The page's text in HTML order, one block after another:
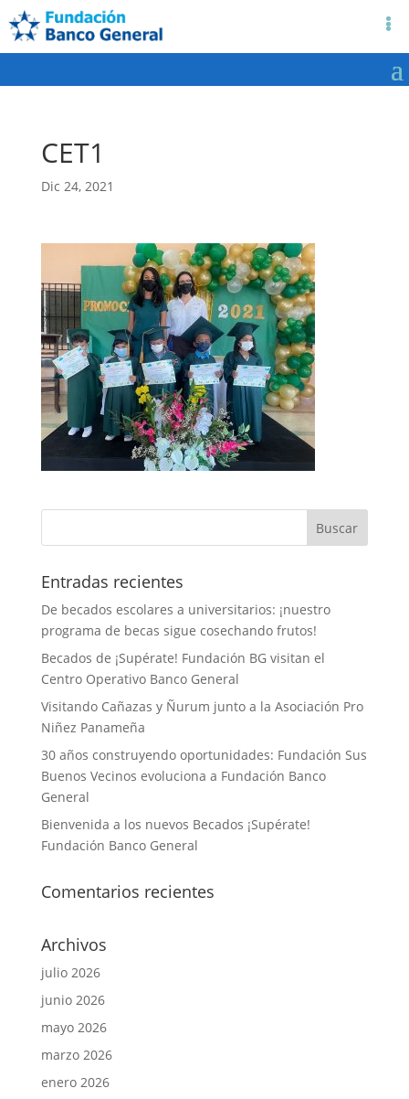
CET1
Dic 24, 2021
Entradas recientes
De becados escolares a universitarios: ¡nuestro
programa de becas sigue cosechando frutos!
Becados de ¡Supérate! Fundación BG visitan el
Centro Operativo Banco General
Visitando Cañazas y Ñurum junto a la Asociación Pro
Niñez Panameña
30 años construyendo oportunidades: Fundación Sus
Buenos Vecinos evoluciona a Fundación Banco
General
Bienvenida a los nuevos Becados ¡Supérate!
Fundación Banco General
Comentarios recientes
Archivos
julio 2026
junio 2026
mayo 2026
marzo 2026
enero 2026